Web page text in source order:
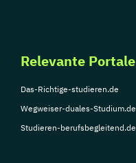
Relevante Portale
Das-Richtige-studieren.de
Wegweiser-duales-Studium.de
Studieren-berufsbegleitend.de